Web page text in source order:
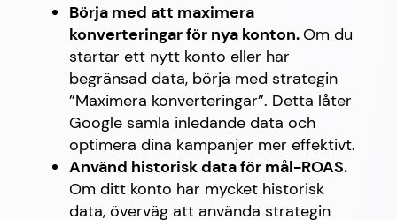
Börja med att maximera
konverteringar för nya konton.Om du
startar ett nytt konto eller har
begränsad data, börja med strategin
”Maximera konverteringar”. Detta låter
Google samla inledande data och
optimera dina kampanjer mer effektivt.
Använd historisk data för mål-ROAS.
Om ditt konto har mycket historisk
data, överväg att använda strategin